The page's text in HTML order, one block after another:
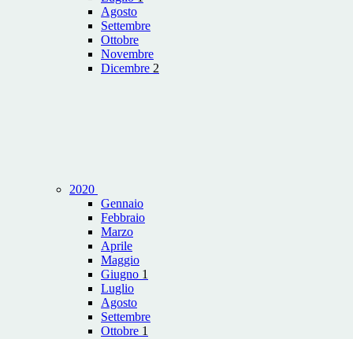
Agosto
Settembre
Ottobre
Novembre
Dicembre 2
2020
Gennaio
Febbraio
Marzo
Aprile
Maggio
Giugno 1
Luglio
Agosto
Settembre
Ottobre 1